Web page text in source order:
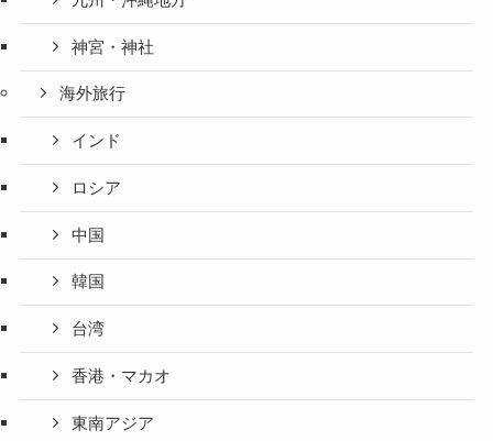
神宮・神社
海外旅行
インド
ロシア
中国
韓国
台湾
香港・マカオ
東南アジア